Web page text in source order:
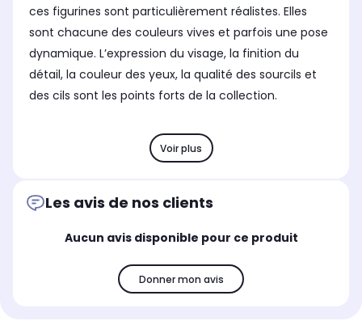
ces figurines sont particulièrement réalistes. Elles
sont chacune des couleurs vives et parfois une pose
dynamique. L’expression du visage, la finition du
détail, la couleur des yeux, la qualité des sourcils et
des cils sont les points forts de la collection.
Voir plus
Les avis de nos clients
Aucun avis disponible pour ce produit
Donner mon avis